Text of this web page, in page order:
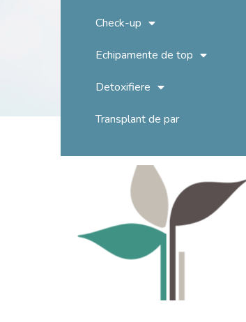
Check-up
Echipamente de top
Detoxifiere
Transplant de par